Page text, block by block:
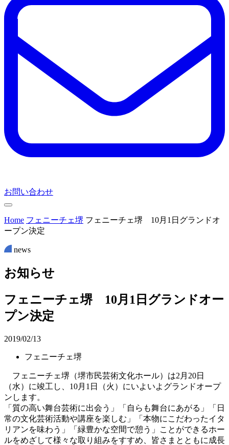
お問い合わせ
Home フェニーチェ堺 フェニーチェ堺 10月1日グランドオ
ープン決定
news
お知らせ
フェニーチェ堺 10月1日グランドオー
プン決定
2019/02/13
フェニーチェ堺
フェニーチェ堺（堺市民芸術文化ホール）は2月20日
（水）に竣工し、10月1日（火）にいよいよグランドオープ
ンします。
「質の高い舞台芸術に出会う」「自らも舞台にあがる」「日
常の文化芸術活動や講座を楽しむ」「本物にこだわったイタ
リアンを味わう」「緑豊かな空間で憩う」ことができるホー
ルをめざして様々な取り組みをすすめ、皆さまとともに成長